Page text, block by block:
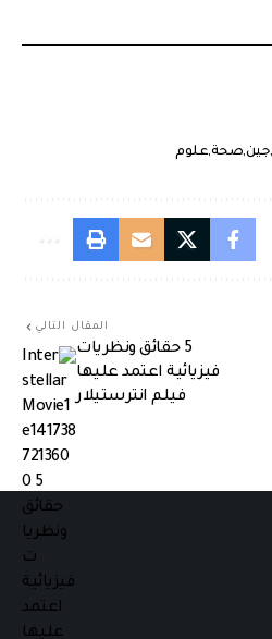
جينصحةعلوم
المقال التالي
5 حقائق ونظريات
فيزيائية اعتمد عليها
فيلم انترستيلار